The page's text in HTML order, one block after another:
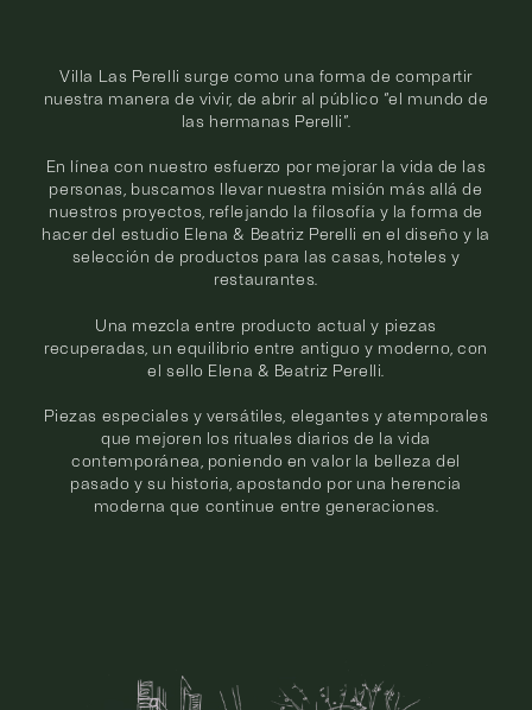
Villa Las Perelli surge como una forma de compartir
nuestra manera de vivir, de abrir al público “el mundo de
las hermanas Perelli”.
En línea con nuestro esfuerzo por mejorar la vida de las
personas, buscamos llevar nuestra misión más allá de
nuestros proyectos, reflejando la filosofía y la forma de
hacer del estudio Elena & Beatriz Perelli en el diseño y la
selección de productos para las casas, hoteles y
restaurantes.
Una mezcla entre producto actual y piezas
recuperadas, un equilibrio entre antiguo y moderno, con
el sello Elena & Beatriz Perelli.
Piezas especiales y versátiles, elegantes y atemporales
que mejoren los rituales diarios de la vida
contemporánea, poniendo en valor la belleza del
pasado y su historia, apostando por una herencia
moderna que continue entre generaciones.